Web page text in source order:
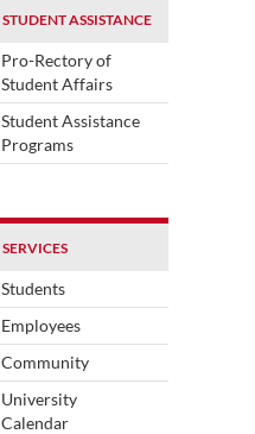
STUDENT ASSISTANCE
Pro-Rectory of
Student Affairs
Student Assistance
Programs
SERVICES
Students
Employees
Community
University
Calendar